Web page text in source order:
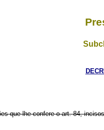
que lhe confere o art. 84,